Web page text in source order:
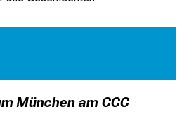
München am CCC